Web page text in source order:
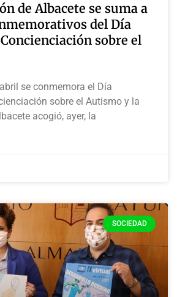
de Albacete se suma a
del Día
sobre el
se conmemora el Día
sobre el Autismo y la
acogió, ayer, la
SOCIEDAD